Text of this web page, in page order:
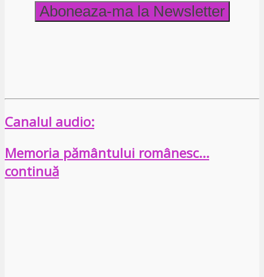
Canalul audio:
Memoria pământului românesc…
continuă